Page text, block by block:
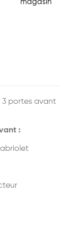
magasin
3 portes avant
: